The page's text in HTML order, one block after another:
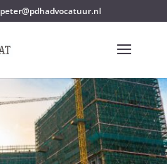
peter@pdhadvocatuur.nl